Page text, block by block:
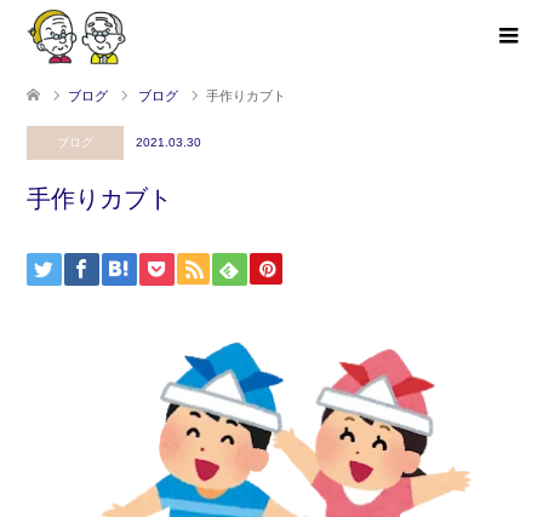
ブログ ブログ 手作りカブト
ブログ 2021.03.30
手作りカブト